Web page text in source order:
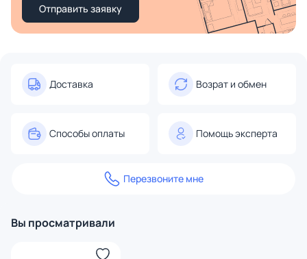
Отправить заявку
Доставка Возрат и обмен
Способы оплаты Помощь эксперта
Перезвоните мне
Вы просматривали